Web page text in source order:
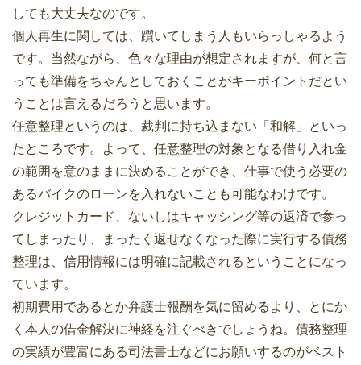
しても大丈夫なのです。
個人再生に関しては、躓いてしまう人もいらっしゃるよう
です。当然ながら、色々な理由が想定されますが、何と言
っても準備をちゃんとしておくことがキーポイントだとい
うことは言えるだろうと思います。
任意整理というのは、裁判に持ち込まない「和解」といっ
たところです。よって、任意整理の対象となる借り入れ金
の範囲を意のままに決めることができ、仕事で使う必要の
あるバイクのローンを入れないことも可能なわけです。
クレジットカード、ないしはキャッシング等の返済で参っ
てしまったり、まったく返せなくなった際に実行する債務
整理は、信用情報には明確に記載されるということになっ
ています。
初期費用であるとか弁護士報酬を気に留めるより、とにか
く本人の借金解決に神経を注ぐべきでしょうね。債務整理
の実績が豊富にある司法書士などにお願いするのがベスト